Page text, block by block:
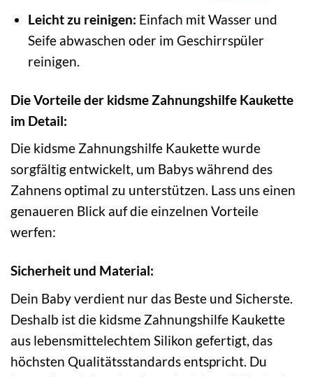
Leicht zu reinigen: Einfach mit Wasser und
Seife abwaschen oder im Geschirrspüler
reinigen.
Die Vorteile der kidsme Zahnungshilfe Kaukette
im Detail:
Die kidsme Zahnungshilfe Kaukette wurde
sorgfältig entwickelt, um Babys während des
Zahnens optimal zu unterstützen. Lass uns einen
genaueren Blick auf die einzelnen Vorteile
werfen:
Sicherheit und Material:
Dein Baby verdient nur das Beste und Sicherste.
Deshalb ist die kidsme Zahnungshilfe Kaukette
aus lebensmittelechtem Silikon gefertigt, das
höchsten Qualitätsstandards entspricht. Du